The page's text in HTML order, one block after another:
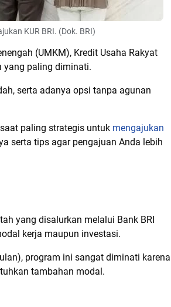
KUR BRI. (Dok. BRI)
(UMKM), Kredit Usaha Rakyat
yang paling diminati.
serta adanya opsi tanpa agunan
paling strategis untuk mengajukan
serta tips agar pengajuan Anda lebih
yang disalurkan melalui Bank BRI
kerja maupun investasi.
program ini sangat diminati karena
tambahan modal.